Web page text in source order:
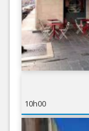
10h00